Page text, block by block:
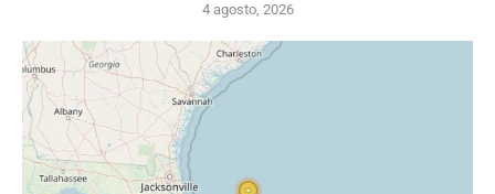
4 agosto, 2026